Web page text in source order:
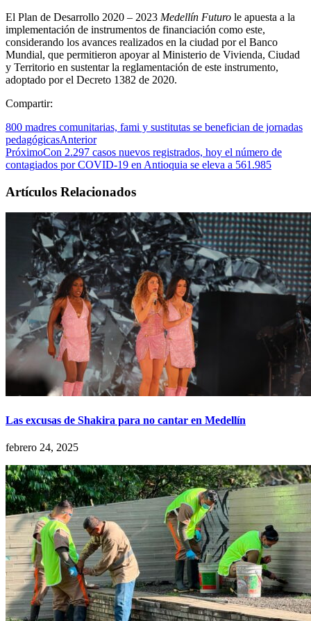
El Plan de Desarrollo 2020 – 2023 Medellín Futuro le apuesta a la
implementación de instrumentos de financiación como este,
considerando los avances realizados en la ciudad por el Banco
Mundial, que permitieron apoyar al Ministerio de Vivienda, Ciudad
y Territorio en sustentar la reglamentación de este instrumento,
adoptado por el Decreto 1382 de 2020.
Compartir:
800 madres comunitarias, fami y sustitutas se benefician de jornadas
pedagógicasAnterior
PróximoCon 2.297 casos nuevos registrados, hoy el número de
contagiados por COVID-19 en Antioquia se eleva a 561.985
Artículos Relacionados
Las excusas de Shakira para no cantar en Medellín
febrero 24, 2025